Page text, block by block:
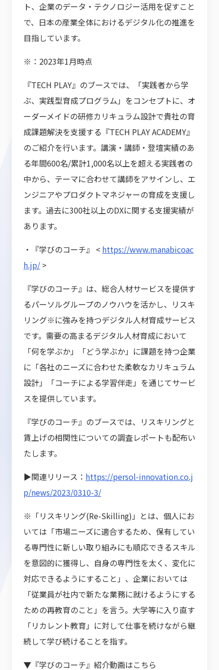
ト、企業のデータ・テクノロジー活用を促すこと
で、日本の産業全体におけるデジタル化の推進を
目指しています。
※：2023年1月時点
『TECH PLAY』のブースでは、「実践者から学
ぶ、実践型育成プログラム」をコンセプトに、オ
ーダーメイドの研修カリキュラム設計で貴社の育
成課題解決を支援する『TECH PLAY ACADEMY』
のご紹介を行います。講演・講師・登壇実績のあ
る年間600名/累計1,000名以上を超える実践者の
中から、テーマに合わせて講師をアサインし、エ
ンジニアやプロダクトマネジャーの育成を支援し
ます。過去に300社以上のDXに関する支援実績が
あります。
・『学びのコーチ』 < https://www.manabicoac
h.jp/ >
『学びのコーチ』は、総合人材サービスを提供す
るパーソルグループのノウハウを活かし、リスキ
リング※に強みを持つデジタル人材育成サービス
です。需要の高まるデジタル人材育成において
「何を学ぶか」「どう学ぶか」に課題を持つ企業
に「各社のニーズに合わせた柔軟なカリキュラム
設計」「コーチによる学習伴走」を通じてサービ
スを提供しています。
『学びのコーチ』のブースでは、リスキリングと
賃上げの相関性についての調査レポートも配布い
たします。
▶関連リリース： https://persol-innovation.co.j
p/news/2023/0310-3/
※「リスキリング(Re-Skilling)」とは、個人にお
いては「市場ニーズに適合するため、保有してい
る専門性に新しい取り組みにも順応できるスキル
を意図的に獲得し、自身の専門性を太く、変化に
対応できるようにすること」、企業においては
「従業員が社内で新たな業務に就けるようにする
ための再教育のこと」を言う。大学等に入り直す
「リカレント教育」に対して仕事を続けながら継
続して学び続けることを指す。
▼『学びのコーチ』紹介動画はこちら